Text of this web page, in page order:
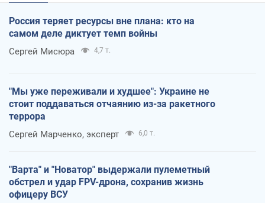
Россия теряет ресурсы вне плана: кто на
самом деле диктует темп войны
Сергей Мисюра 4,7 т.
"Мы уже переживали и худшее": Украине не
стоит поддаваться отчаянию из-за ракетного
террора
Сергей Марченко, эксперт 6,0 т.
"Варта" и "Новатор" выдержали пулеметный
обстрел и удар FPV-дрона, сохранив жизнь
офицеру ВСУ